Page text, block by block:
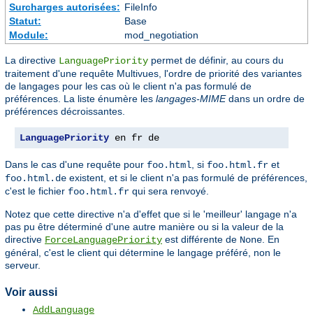
Surcharges autorisées: FileInfo
Statut:
Base
Module:
mod_negotiation
La directive LanguagePriority permet de définir, au cours du
traitement d'une requête Multivues, l'ordre de priorité des variantes
de langages pour les cas où le client n'a pas formulé de
préférences. La liste énumère les langages-MIMEdans un ordre de
préférences décroissantes.
LanguagePriority en fr de
Dans le cas d'une requête pour foo.html, si foo.html.fr et
foo.html.de existent, et si le client n'a pas formulé de préférences,
c'est le fichier foo.html.fr qui sera renvoyé.
Notez que cette directive n'a d'effet que si le 'meilleur' langage n'a
pas pu être déterminé d'une autre manière ou si la valeur de la
directive ForceLanguagePriority est différente de None. En
général, c'est le client qui détermine le langage préféré, non le
serveur.
Voir aussi
AddLanguage